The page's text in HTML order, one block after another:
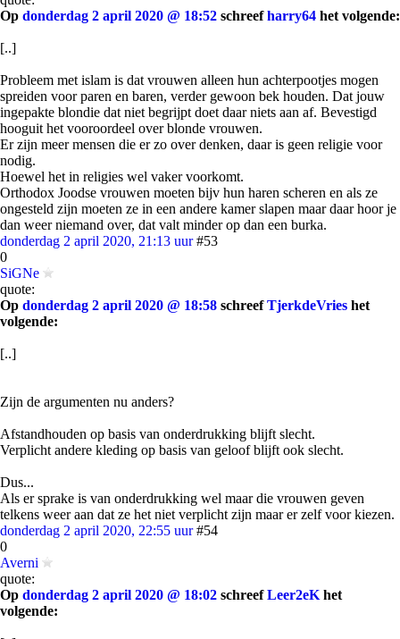
Op donderdag 2 april 2020 @ 18:52 schreefharry64 het volgende:
[..]
Probleem met islam is dat vrouwen alleen hun achterpootjes mogen
spreiden voor paren en baren, verder gewoon bek houden. Dat jouw
ingepakte blondie dat niet begrijpt doet daar niets aan af. Bevestigd
hooguit het vooroordeel over blonde vrouwen.
Er zijn meer mensen die er zo over denken, daar is geen religie voor
nodig.
Hoewel het in religies wel vaker voorkomt.
Orthodox Joodse vrouwen moeten bijv hun haren scheren en als ze
ongesteld zijn moeten ze in een andere kamer slapen maar daar hoor je
dan weer niemand over, dat valt minder op dan een burka.
donderdag 2 april 2020, 21:13 uur #53
0
SiGNe
quote:
Op donderdag 2 april 2020 @ 18:58 schreefTjerkdeVries het
volgende:
[..]
Zijn de argumenten nu anders?
Afstandhouden op basis van onderdrukking blijft slecht.
Verplicht andere kleding op basis van geloof blijft ook slecht.
Dus...
Als er sprake is van onderdrukking wel maar die vrouwen geven
telkens weer aan dat ze het niet verplicht zijn maar er zelf voor kiezen.
donderdag 2 april 2020, 22:55 uur #54
0
Averni
quote:
Op donderdag 2 april 2020 @ 18:02 schreefLeer2eK het
volgende: